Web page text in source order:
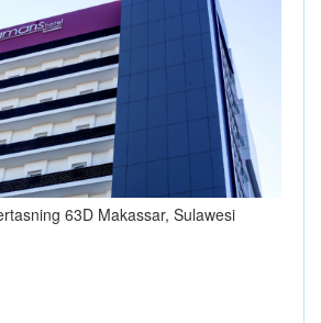
63D Makassar, Sulawesi